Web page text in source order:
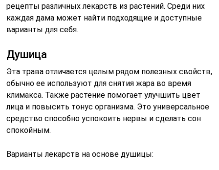
рецепты различных лекарств из растений. Среди них
каждая дама может найти подходящие и доступные
варианты для себя.
Душица
Эта трава отличается целым рядом полезных свойств,
обычно ее используют для снятия жара во время
климакса. Также растение помогает улучшить цвет
лица и повысить тонус организма. Это универсальное
средство способно успокоить нервы и сделать сон
спокойным.
Варианты лекарств на основе душицы: